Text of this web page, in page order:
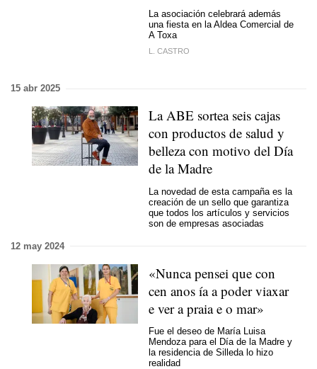
La asociación celebrará además
una fiesta en la Aldea Comercial de
A Toxa
L. CASTRO
15 abr 2025
La ABE sortea seis cajas
con productos de salud y
belleza con motivo del Día
de la Madre
La novedad de esta campaña es la
creación de un sello que garantiza
que todos los artículos y servicios
son de empresas asociadas
12 may 2024
«Nunca pensei que con
cen anos ía a poder viaxar
e vera praia e o mar»
Fue el deseo de María Luisa
Mendoza para el Día de la Madre y
la residencia de Silleda lo hizo
realidad